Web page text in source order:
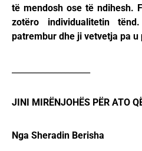
të mendosh ose të ndihesh.
zotëro individualitetin
patrembur dhe ji vetvetja pa u
JINI MIRËNJOHËS PËR ATO
Nga Sheradin Berisha